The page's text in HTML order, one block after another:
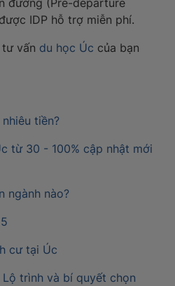
IDP hỗ trợ miễn phí.
vấn du học Úc của bạn
tiền?
từ 30 - 100% cập nhật mới
ngành nào?
cư tại Úc
trình và bí quyết chọn